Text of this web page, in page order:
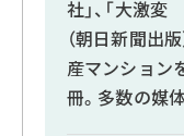
社」、「大激
（朝日新聞出
産マンション
冊。多数の媒